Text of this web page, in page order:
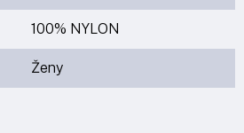
100% NYLON
Ženy